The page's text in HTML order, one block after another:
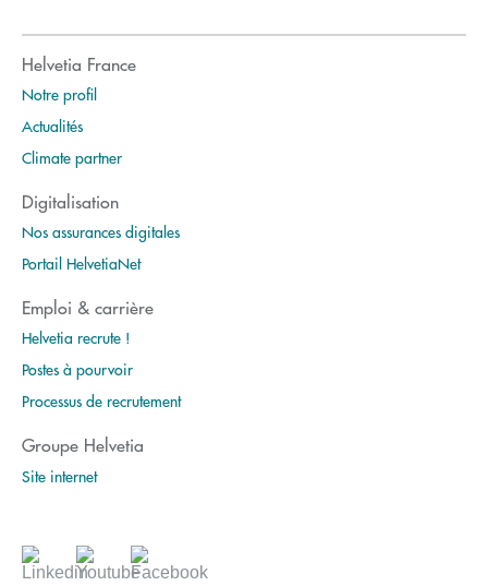
Helvetia France
Notre profil
Actualités
Climate partner
Digitalisation
Nos assurances digitales
Portail HelvetiaNet
Emploi & carrière
Helvetia recrute !
Postes à pourvoir
Processus de recrutement
Groupe Helvetia
Site internet